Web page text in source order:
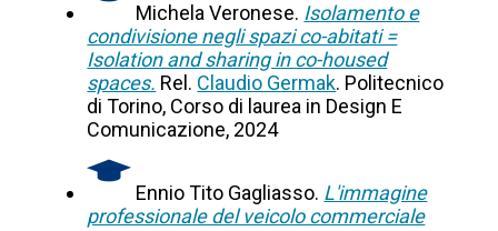
Michela Veronese. Isolamento e
condivisione negli spazi co-abitati =
Isolation and sharing in co-housed
spaces. Rel. Claudio Germak. Politecnico
di Torino, Corso di laurea in Design E
Comunicazione, 2024
Ennio Tito Gagliasso. L'immagine
professionale del veicolo commerciale